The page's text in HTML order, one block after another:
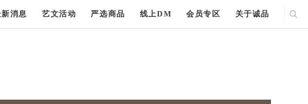
消息 艺文活动 严选商品 线上DM 会员专区 关于诚品